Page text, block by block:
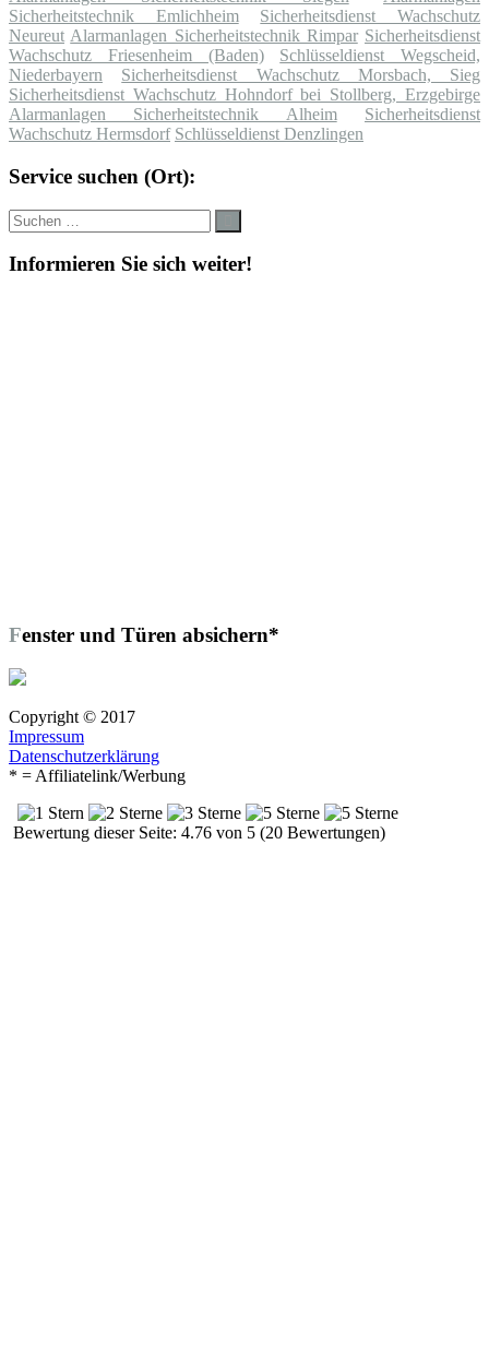
Sicherheitstechnik Emlichheim
Sicherheitsdienst Wachschutz
Neureut Alarmanlagen Sicherheitstechnik Rimpar Sicherheitsdienst
Wachschutz Friesenheim (Baden)
Schlüsseldienst Wegscheid,
Niederbayern
Sicherheitsdienst Wachschutz Morsbach, Sieg
Sicherheitsdienst Wachschutz Hohndorf bei Stollberg, Erzgebirge
Alarmanlagen Sicherheitstechnik Alheim
Sicherheitsdienst
Wachschutz Hermsdorf Schlüsseldienst Denzlingen
Service suchen (Ort):
Suche
nach:
Informieren Sie sich weiter!
Fenster und Türen absichern*
Copyright © 2017
Impressum
Datenschutzerklärung
* = Affiliatelink/Werbung
Bewertung dieser Seite: 4.76 von 5 (20 Bewertungen)